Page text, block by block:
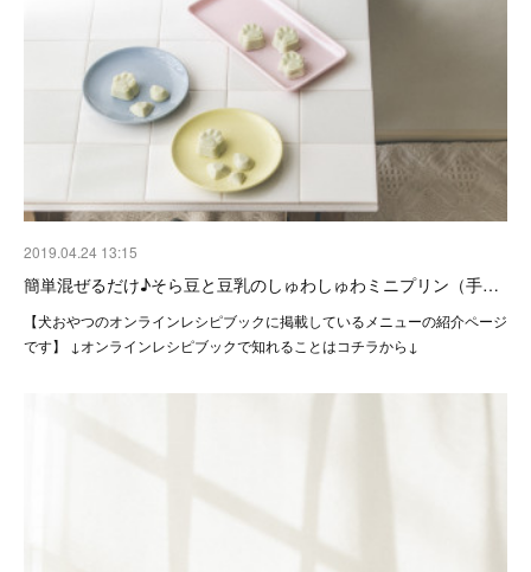
2019.04.24 13:15
簡単混ぜるだけ♪そら豆と豆乳のしゅわしゅわミニプリン（手…
【犬おやつのオンラインレシピブックに掲載しているメニューの紹介ページ
です】 ↓オンラインレシピブックで知れることはコチラから↓